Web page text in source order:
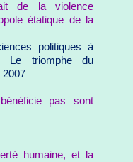
de la violence
étatique de la
politiques à
Le triomphe du
2007
pas sont
humaine, et la